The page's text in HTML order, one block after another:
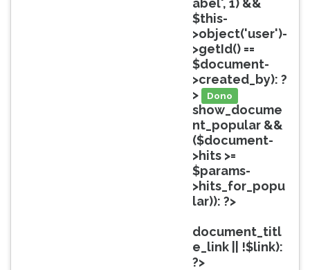
abel', 1) &&
$this-
>object('user')-
>getId() ==
$document-
>created_by): ?
>
Dono
show_docume
nt_popular &&
($document-
>hits >=
$params-
>hits_for_popu
lar)): ?>
document_titl
e_link || !$link):
?>